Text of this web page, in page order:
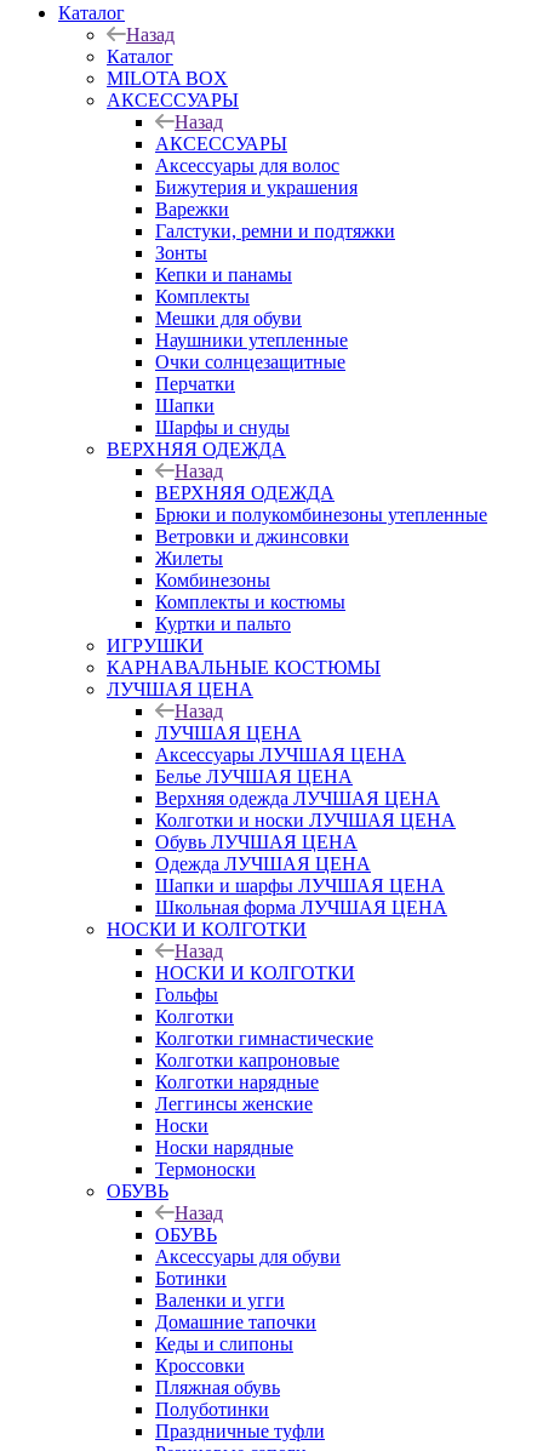
Каталог
Назад
Каталог
MILOTA BOX
АКСЕССУАРЫ
Назад
АКСЕССУАРЫ
Аксессуары для волос
Бижутерия и украшения
Варежки
Галстуки, ремни и подтяжки
Зонты
Кепки и панамы
Комплекты
Мешки для обуви
Наушники утепленные
Очки солнцезащитные
Перчатки
Шапки
Шарфы и снуды
ВЕРХНЯЯ ОДЕЖДА
Назад
ВЕРХНЯЯ ОДЕЖДА
Брюки и полукомбинезоны утепленные
Ветровки и джинсовки
Жилеты
Комбинезоны
Комплекты и костюмы
Куртки и пальто
ИГРУШКИ
КАРНАВАЛЬНЫЕ КОСТЮМЫ
ЛУЧШАЯ ЦЕНА
Назад
ЛУЧШАЯ ЦЕНА
Аксессуары ЛУЧШАЯ ЦЕНА
Белье ЛУЧШАЯ ЦЕНА
Верхняя одежда ЛУЧШАЯ ЦЕНА
Колготки и носки ЛУЧШАЯ ЦЕНА
Обувь ЛУЧШАЯ ЦЕНА
Одежда ЛУЧШАЯ ЦЕНА
Шапки и шарфы ЛУЧШАЯ ЦЕНА
Школьная форма ЛУЧШАЯ ЦЕНА
НОСКИ И КОЛГОТКИ
Назад
НОСКИ И КОЛГОТКИ
Гольфы
Колготки
Колготки гимнастические
Колготки капроновые
Колготки нарядные
Леггинсы женские
Носки
Носки нарядные
Термоноски
ОБУВЬ
Назад
ОБУВЬ
Аксессуары для обуви
Ботинки
Валенки и угги
Домашние тапочки
Кеды и слипоны
Кроссовки
Пляжная обувь
Полуботинки
Праздничные туфли